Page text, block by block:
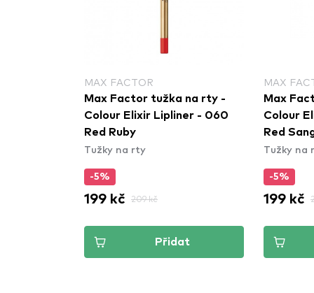
MAX FACTOR
Max Factor tužka na rty -
Colour Elixir Lipliner - 060
Red Ruby
Tužky na rty
-5%
199 kč 209 kč
Přidat
MAX
Max
Colour
Red
Tužky na
-5%
199 kč